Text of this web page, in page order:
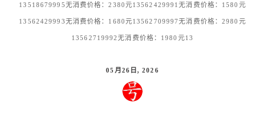
13518679995无消费价格：2380元13562429991无消费价格：1580元
13562429993无消费价格：1680元13562709997无消费价格：2980元
13562719992无消费价格：1980元13
05月26日, 2026